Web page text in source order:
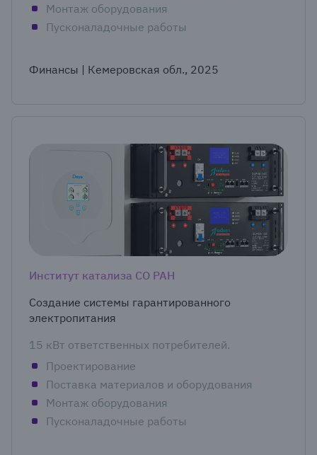
Монтаж оборудования
Пусконаладочные работы
Финансы | Кемеровская обл., 2025
Институт катализа СО РАН
Создание системы гарантированного
электропитания
15 кВт ответственных потребителей.
Проектирование
Поставка материалов и оборудования
Монтаж оборудования
Пусконаладочные работы